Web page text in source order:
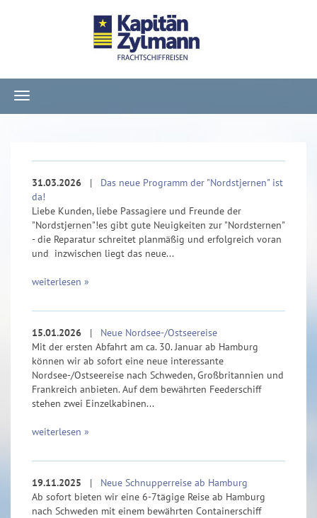
Navigation
ein-/ausblenden
31.03.2026 | Das neue Programm der "Nordstjernen" ist
da!
Liebe Kunden, liebe Passagiere und Freunde der
"Nordstjernen"!es gibt gute Neuigkeiten zur "Nordsternen"
- die Reparatur schreitet planmäßig und erfolgreich voran
und inzwischen liegt das neue...
weiterlesen »
15.01.2026 | Neue Nordsee-/Ostseereise
Mit der ersten Abfahrt am ca. 30. Januar ab Hamburg
können wir ab sofort eine neue interessante
Nordsee-/Ostseereise nach Schweden, Großbritannien und
Frankreich anbieten. Auf dem bewährten Feederschiff
stehen zwei Einzelkabinen...
weiterlesen »
19.11.2025 | Neue Schnupperreise ab Hamburg
Ab sofort bieten wir eine 6-7tägige Reise ab Hamburg
nach Schweden mit einem bewährten Containerschiff